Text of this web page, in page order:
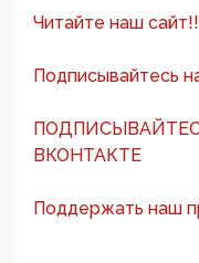
Читайте наш
Подписывайтесь
ВКОНТАКТЕ
Поддержать наш